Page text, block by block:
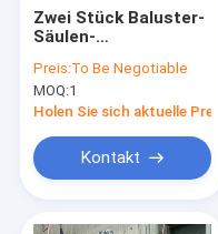
Zwei Stück Baluster-
Säulen-
Preis:To Be Negotiable
MOQ:1
Holen Sie sich aktuelle Preis
Kontakt